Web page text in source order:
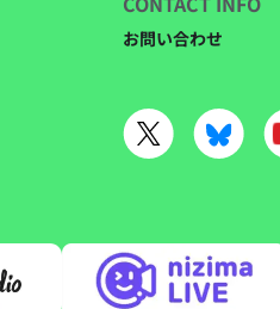
お問い合わせ